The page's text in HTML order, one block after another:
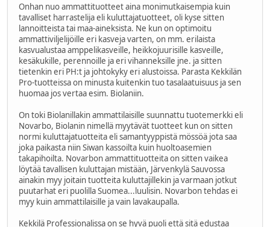
Onhan nuo ammattituotteet aina monimutkaisempia kuin
tavalliset harrastelija eli kuluttajatuotteet, oli kyse sitten
lannoitteista tai maa-aineksista. Ne kun on optimoitu
ammattiviljelijöille eri kasveja varten, on mm. erilaista
kasvualustaa amppelikasveille, heikkojuurisille kasveille,
kesäkukille, perennoille ja eri vihanneksille jne. ja sitten
tietenkin eri PH:t ja johtokyky eri alustoissa. Parasta Kekkilän
Pro-tuotteissa on minusta kuitenkin tuo tasalaatuisuus ja sen
huomaa jos vertaa esim. Biolaniin.
On toki Biolanillakin ammattilaisille suunnattu tuotemerkki eli
Novarbo, Biolanin nimellä myytävät tuotteet kun on sitten
normi kuluttajatuotteita eli samantyyppistä mössöä jota saa
joka paikasta niin Siwan kassoilta kuin huoltoasemien
takapihoilta. Novarbon ammattituotteita on sitten vaikea
löytää tavallisen kuluttajan mistään, Järvenkylä Sauvossa
ainakin myy joitain tuotteita kuluttajillekin ja varmaan jotkut
puutarhat eri puolilla Suomea...luulisin. Novarbon tehdas ei
myy kuin ammattilaisille ja vain lavakaupalla.
Kekkilä Professionalissa on se hyvä puoli että sitä edustaa